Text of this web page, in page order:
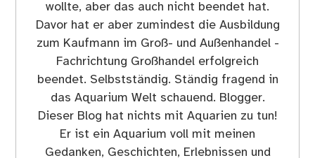
wollte, aber das auch nicht beendet hat.
Davor hat er aber zumindest die Ausbildung
zum Kaufmann im Groß- und Außenhandel -
Fachrichtung Großhandel erfolgreich
beendet. Selbstständig. Ständig fragend in
das Aquarium Welt schauend. Blogger.
Dieser Blog hat nichts mit Aquarien zu tun!
Er ist ein Aquarium voll mit meinen
Gedanken, Geschichten, Erlebnissen und